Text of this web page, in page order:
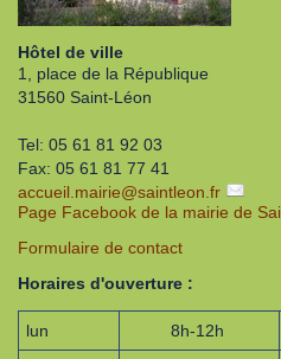
Hôtel de ville
1, place de la République
31560 Saint-Léon
Tel: 05 61 81 92 03
Fax: 05 61 81 77 41
accueil.mairie@saintleon.fr
Page Facebook de la mairie de
Formulaire de contact
Horaires d'ouverture :
lun 8h-12h